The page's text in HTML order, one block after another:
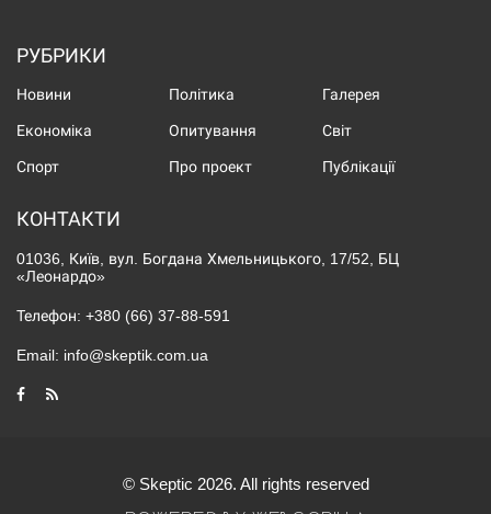
РУБРИКИ
Новини Політика Галерея
Економіка Опитування Світ
Спорт Про проект Публікації
КОНТАКТИ
01036, Київ, вул. Богдана Хмельницького, 17/52, БЦ
«Леонардо»
Телефон: +380 (66) 37-88-591
Email: info@skeptik.com.ua
© Skeptic 2026. All rights reserved